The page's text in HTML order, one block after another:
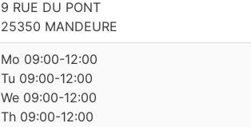
9 RUE DU PONT
25350 MANDEURE
Mo 09:00-12:00
Tu 09:00-12:00
We 09:00-12:00
Th 09:00-12:00